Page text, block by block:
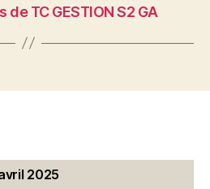
TC GESTION S2 GA
2025